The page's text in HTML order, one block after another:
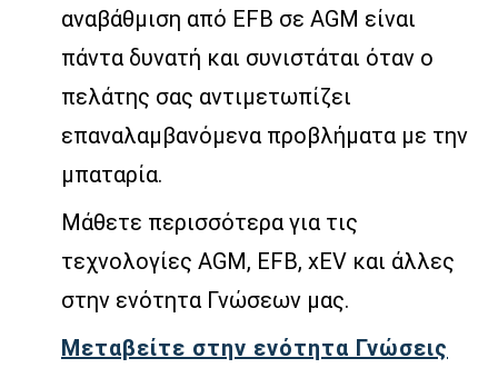
αναβάθμιση από EFB σε AGM είναι
πάντα δυνατή και συνιστάται όταν ο
πελάτης σας αντιμετωπίζει
επαναλαμβανόμενα προβλήματα με την
μπαταρία.
Μάθετε περισσότερα για τις
τεχνολογίες AGM, EFB, xEV και άλλες
στην ενότητα Γνώσεων μας.
Μεταβείτε στην ενότητα Γνώσεις